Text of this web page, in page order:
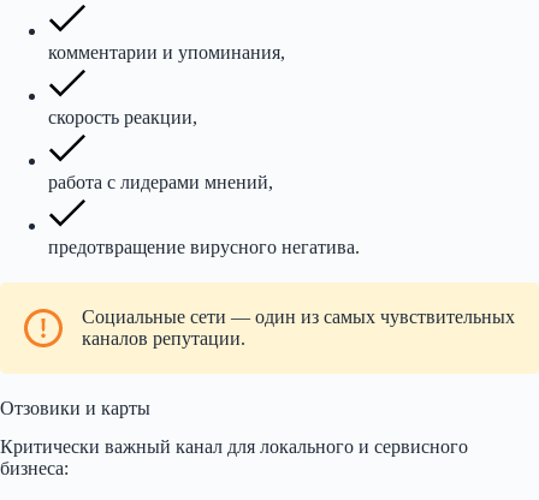
комментарии и упоминания,
скорость реакции,
работа с лидерами мнений,
предотвращение вирусного негатива.
Социальные сети — один из самых чувствительных
каналов репутации.
Отзовики и карты
Критически важный канал для локального и сервисного
бизнеса: